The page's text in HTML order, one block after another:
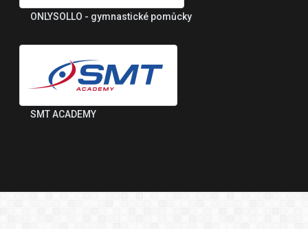
ONLYSOLLO - gymnastické pomůcky
SMT ACADEMY